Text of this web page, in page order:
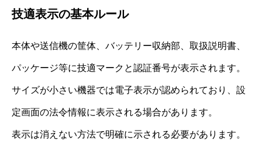
技適表示の基本ルール
本体や送信機の筐体、バッテリー収納部、取扱説明書、
パッケージ等に技適マークと認証番号が表示されます。
サイズが小さい機器では電子表示が認められており、設
定画面の法令情報に表示される場合があります。
表示は消えない方法で明確に示される必要があります。